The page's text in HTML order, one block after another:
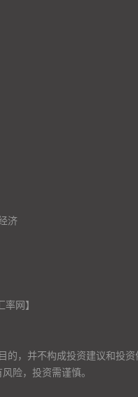
济
网】
，并不构成投资建议和投资
险，投资需谨慎。